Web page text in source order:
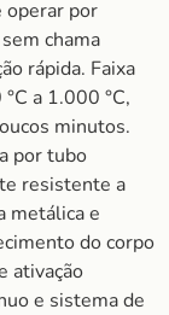
operar por
chama
rápida. Faixa
a 1.000 °C,
minutos.
por tubo
resistente a
metálica e
do corpo
ativação
e sistema de